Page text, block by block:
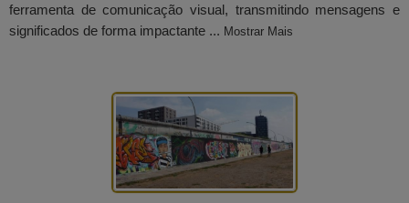
ferramenta de comunicação visual, transmitindo mensagens e
significados de forma impactante ... Mostrar Mais